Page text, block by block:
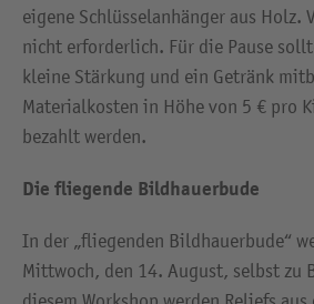
eigene Schlüsselanhänger aus Holz.
nicht erforderlich. Für die Pause
kleine Stärkung und ein Getränk
Materialkosten in Höhe von 5 € pro
bezahlt werden.
Die fliegende Bildhauerbude
In der „fliegenden Bildhauerbude“
Mittwoch, den 14. August, selbst zu